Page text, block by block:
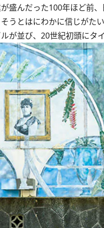
んだった100年ほど前、
とはにわかに信じがた
並び、20世紀初頭にタ